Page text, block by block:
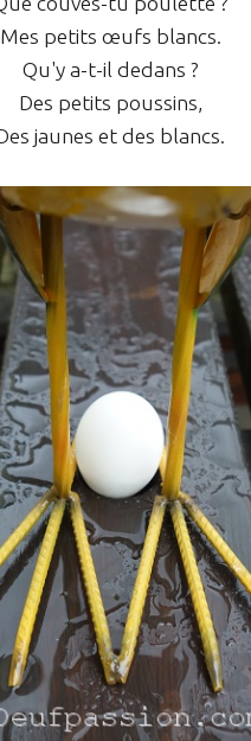
Mes petits œufs blancs.
Qu'y a-t-il dedans ?
Des petits poussins,
jaunes et des blancs.